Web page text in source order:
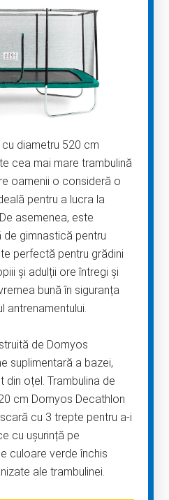
diametru 520 cm
cea mai mare trambulină
oamenii o consideră o
pentru a lucra la
asemenea, este
gimnastică pentru
perfectă pentru grădini
și adulții ore întregi și
bună în siguranța
antrenamentului.
de Domyos
suplimentară a bazei,
din oțel. Trambulina de
cm Domyos Decathlon
cu 3 trepte pentru a-i
cu ușurință pe
culoare verde închis
ale trambulinei.